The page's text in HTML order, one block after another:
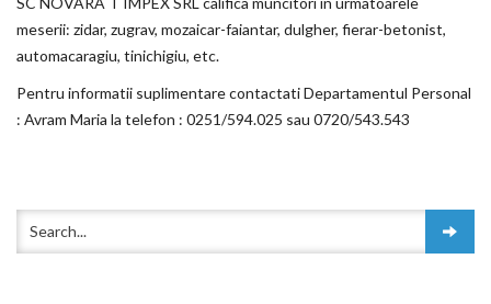
meserii: zidar, zugrav, mozaicar-faiantar, dulgher, fierar-betonist,
automacaragiu, tinichigiu, etc.
Pentru informatii suplimentare contactati Departamentul Personal
: Avram Maria la telefon : 0251/594.025 sau 0720/543.543